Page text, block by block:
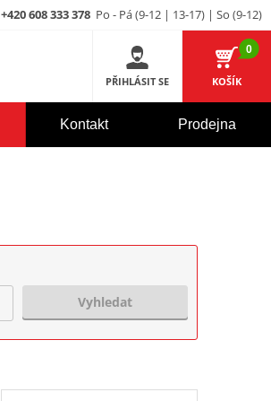
+420 608 333 378 Po - Pá (9-12 | 13-17) | So (9-12)
PŘIHLÁSIT SE
0
KOŠÍK
Kontakt Prodejna
Vyhledat